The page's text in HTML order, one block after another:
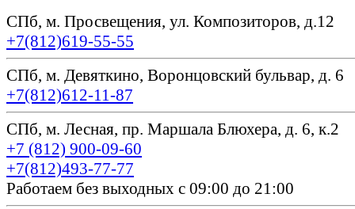
СПб, м. Просвещения, ул. Композиторов, д.12
+7(812)619-55-55
СПб, м. Девяткино, Воронцовский бульвар, д. 6
+7(812)612-11-87
СПб, м. Лесная, пр. Маршала Блюхера, д. 6, к.2
+7 (812) 900-09-60
+7(812)493-77-77
Работаем без выходных с 09:00 до 21:00